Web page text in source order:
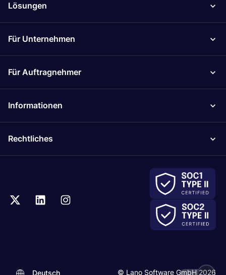
Lösungen
Für Unternehmen
Für Auftragnehmer
Informationen
Rechtliches
© Lano Software GmbH 2026
Deutsch